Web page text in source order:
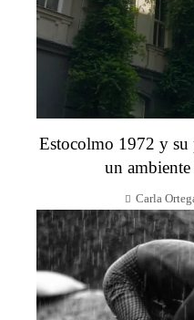
Estocolmo 1972 y su
un
Carla